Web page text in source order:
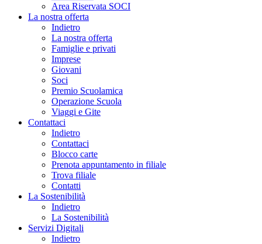
Area Riservata SOCI
La nostra offerta
Indietro
La nostra offerta
Famiglie e privati
Imprese
Giovani
Soci
Premio Scuolamica
Operazione Scuola
Viaggi e Gite
Contattaci
Indietro
Contattaci
Blocco carte
Prenota appuntamento in filiale
Trova filiale
Contatti
La Sostenibilità
Indietro
La Sostenibilità
Servizi Digitali
Indietro